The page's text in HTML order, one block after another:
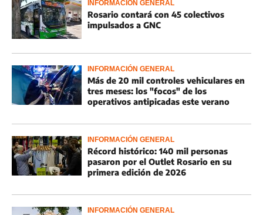
INFORMACIÓN GENERAL
Rosario contará con 45 colectivos
impulsados a GNC
INFORMACIÓN GENERAL
Más de 20 mil controles vehiculares en
tres meses: los "focos" de los
operativos antipicadas este verano
INFORMACIÓN GENERAL
Récord histórico: 140 mil personas
pasaron por el Outlet Rosario en su
primera edición de 2026
INFORMACIÓN GENERAL